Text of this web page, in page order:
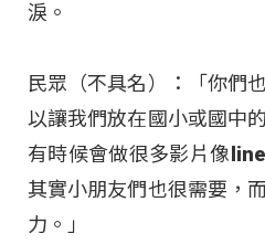
淚。
民眾（不具名）：「你們
以讓我們放在國小或國中
有時候會做很多影片像
其實小朋友們也很需要，
力。」